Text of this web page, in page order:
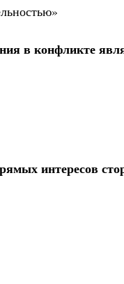
в конфликте
интересов